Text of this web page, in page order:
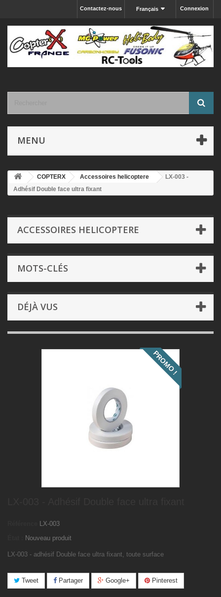
Connexion
Français
Contactez-nous
MENU
COPTERX Accessoires helicoptere
LX-003 -
Adhésif Double face ultra fixant
ACCESSOIRES HELICOPTERE
MOTS-CLÉS
DÉJÀ VUS
PROMO !
LX-003
Nouveau produit
LX-003 - adhésif Double face ultra fixant, toute surface
Tweet Partager Google+ Pinterest